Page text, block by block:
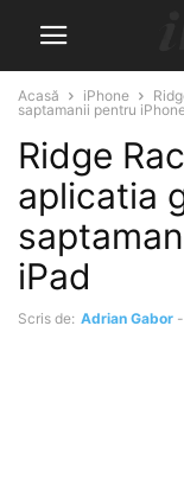
Acasă iPhone
saptamanii pentru
Ridge
aplicatia
iPad
Scris de: Adrian Gabor -